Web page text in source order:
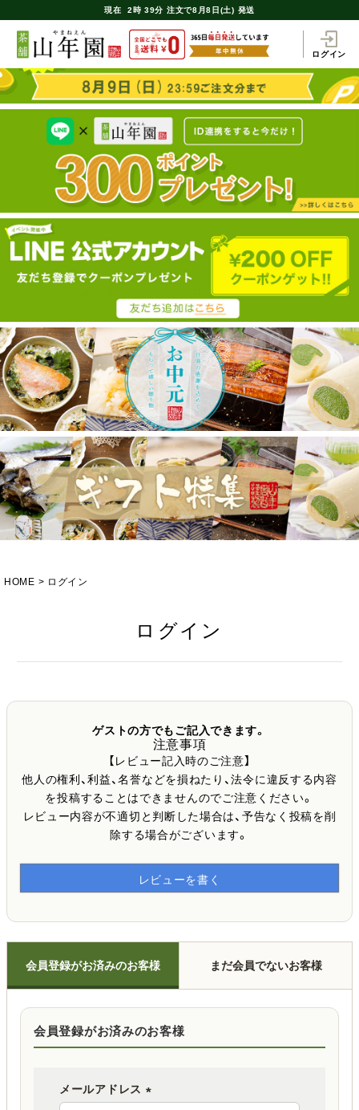
現在 2時 39分 注文で8月8日(土) 発送
ログイン
HOME ログイン
ログイン
ゲストの方でもご記入できます。
注意事項
【レビュー記入時のご注意】
他人の権利、利益、名誉などを損ねたり、法令に違反する内容
を投稿することはできませんのでご注意ください。
レビュー内容が不適切と判断した場合は、予告なく投稿を削
除する場合がございます。
レビューを書く
会員登録がお済みのお客様 まだ会員でないお客様
会員登録がお済みのお客様
メールアドレス